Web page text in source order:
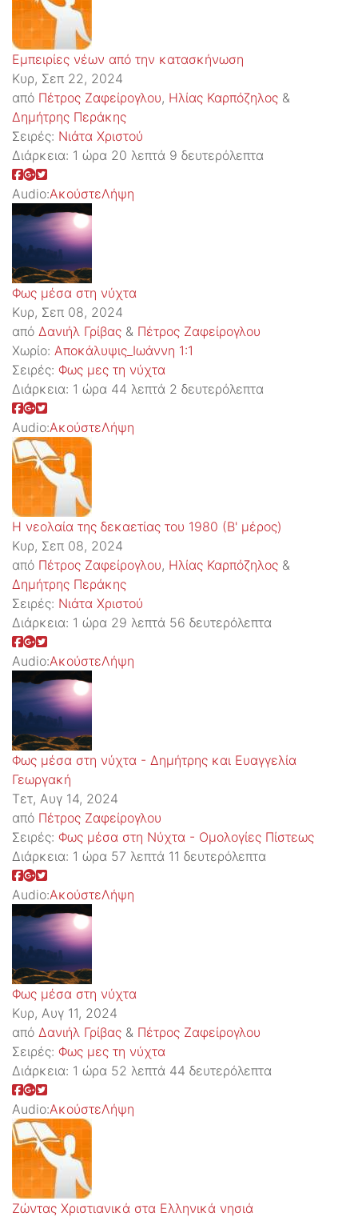
Εμπειρίες νέων από την κατασκήνωση
Κυρ, Σεπ 22, 2024
από Πέτρος Ζαφείρογλου, Ηλίας Καρπόζηλος &
Δημήτρης Περάκης
Σειρές: Νιάτα Χριστού
Διάρκεια: 1 ώρα 20 λεπτά 9 δευτερόλεπτα
Audio:ΑκούστεΛήψη
Φως μέσα στη νύχτα
Κυρ, Σεπ 08, 2024
από Δανιήλ Γρίβας & Πέτρος Ζαφείρογλου
Χωρίο: Αποκάλυψις_Ιωάννη 1:1
Σειρές: Φως μες τη νύχτα
Διάρκεια: 1 ώρα 44 λεπτά 2 δευτερόλεπτα
Audio:ΑκούστεΛήψη
Η νεολαία της δεκαετίας του 1980 (Β' μέρος)
Κυρ, Σεπ 08, 2024
από Πέτρος Ζαφείρογλου, Ηλίας Καρπόζηλος &
Δημήτρης Περάκης
Σειρές: Νιάτα Χριστού
Διάρκεια: 1 ώρα 29 λεπτά 56 δευτερόλεπτα
Audio:ΑκούστεΛήψη
Φως μέσα στη νύχτα - Δημήτρης και Ευαγγελία
Γεωργακή
Τετ, Αυγ 14, 2024
από Πέτρος Ζαφείρογλου
Σειρές: Φως μέσα στη Νύχτα - Ομολογίες Πίστεως
Διάρκεια: 1 ώρα 57 λεπτά 11 δευτερόλεπτα
Audio:ΑκούστεΛήψη
Φως μέσα στη νύχτα
Κυρ, Αυγ 11, 2024
από Δανιήλ Γρίβας & Πέτρος Ζαφείρογλου
Σειρές: Φως μες τη νύχτα
Διάρκεια: 1 ώρα 52 λεπτά 44 δευτερόλεπτα
Audio:ΑκούστεΛήψη
Ζώντας Χριστιανικά στα Ελληνικά νησιά